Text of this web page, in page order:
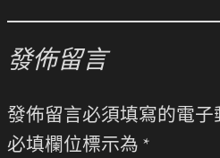
發佈留言
發佈留言必須填寫的電子
必填欄位標示為 *